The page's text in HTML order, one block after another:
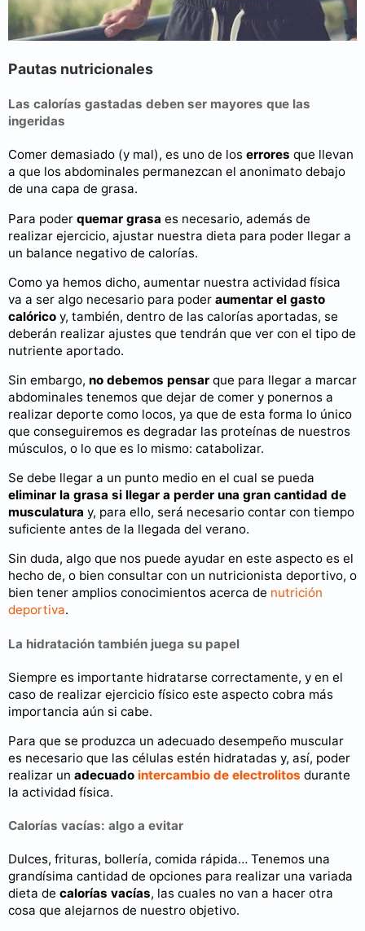
Pautas nutricionales
Las calorías gastadas deben ser mayores que las
ingeridas
Comer demasiado (y mal), es uno de los errores que llevan
a que los abdominales permanezcan el anonimato debajo
de una capa de grasa.
Para poder quemar grasa es necesario, además de
realizar ejercicio, ajustar nuestra dieta para poder llegar a
un balance negativo de calorías.
Como ya hemos dicho, aumentar nuestra actividad física
va a ser algo necesario para poder aumentar el gasto
calórico y, también, dentro de las calorías aportadas, se
deberán realizar ajustes que tendrán que ver con el tipo de
nutriente aportado.
Sin embargo, no debemos pensar que para llegar a marcar
abdominales tenemos que dejar de comer y ponernos a
realizar deporte como locos, ya que de esta forma lo único
que conseguiremos es degradar las proteínas de nuestros
músculos, o lo que es lo mismo: catabolizar.
Se debe llegar a un punto medio en el cual se pueda
eliminar la grasa si llegar a perder una gran cantidad de
musculatura y, para ello, será necesario contar con tiempo
suficiente antes de la llegada del verano.
Sin duda, algo que nos puede ayudar en este aspecto es el
hecho de, o bien consultar con un nutricionista deportivo, o
bien tener amplios conocimientos acerca de nutrición
deportiva.
La hidratación también juega su papel
Siempre es importante hidratarse correctamente, y en el
caso de realizar ejercicio físico este aspecto cobra más
importancia aún si cabe.
Para que se produzca un adecuado desempeño muscular
es necesario que las células estén hidratadas y, así, poder
realizar un adecuado intercambio de electrolitos durante
la actividad física.
Calorías vacías: algo a evitar
Dulces, frituras, bollería, comida rápida… Tenemos una
grandísima cantidad de opciones para realizar una variada
dieta de calorías vacías, las cuales no van a hacer otra
cosa que alejarnos de nuestro objetivo.